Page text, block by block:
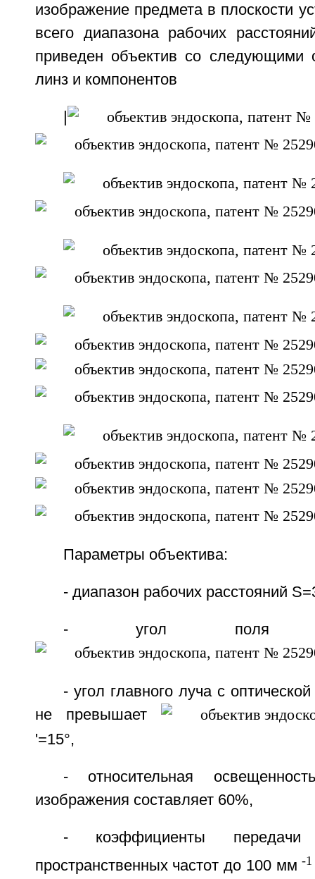
изображение предмета в плоскости
всего диапазона рабочих
приведен объектив со следующими
линз и компонентов
Параметры объектива:
- диапазон рабочих расстояний
- угол поля
- угол главного луча с
не превышает
'=15°,
- относительная
изображения составляет 60%,
- коэффициенты
пространственных частот до 100 мм -1